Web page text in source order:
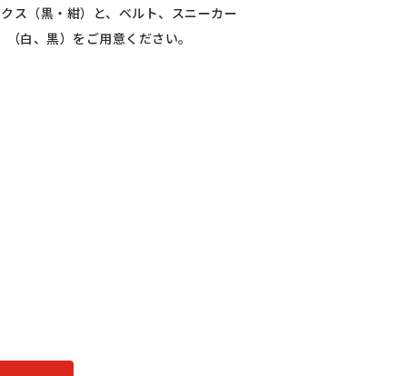
ス（黒・紺）と、ベルト、スニーカー
（白、黒）をご用意ください。